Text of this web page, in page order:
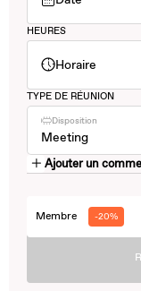
HEURES
Horaire
TYPE DE RÉUNION
Disposition
Meeting
Ajouter un
Membre -20%